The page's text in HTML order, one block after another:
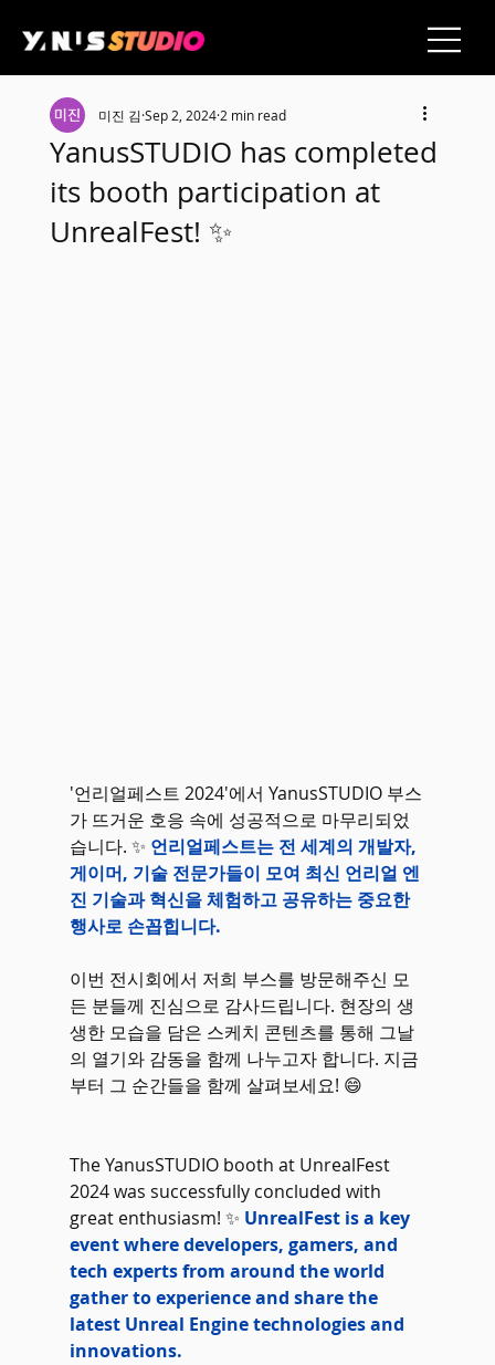
YanusSTUDIO has completed
its booth participation at
UnrealFest! ✨
미진 김 Sep 2, 20242 min read
'언리얼페스트 2024'에서 YanusSTUDIO 부스
가 뜨거운 호응 속에 성공적으로 마무리되었
습니다. ✨ 언리얼페스트는 전 세계의 개발자,
게이머, 기술 전문가들이 모여 최신 언리얼 엔
진 기술과 혁신을 체험하고 공유하는 중요한
행사로 손꼽힙니다.
이번 전시회에서 저희 부스를 방문해주신 모
든 분들께 진심으로 감사드립니다. 현장의 생
생한 모습을 담은 스케치 콘텐츠를 통해 그날
의 열기와 감동을 함께 나누고자 합니다. 지금
부터 그 순간들을 함께 살펴보세요! 😄
The YanusSTUDIO booth at UnrealFest
2024 was successfully concluded with
great enthusiasm! ✨ UnrealFest is a key
event where developers, gamers, and
tech experts from around the world
gather to experience and share the
latest Unreal Engine technologies and
innovations.